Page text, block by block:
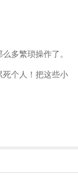
多繁琐操作了。
死个人！把这些小